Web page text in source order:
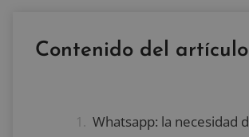
Contenido del artículo